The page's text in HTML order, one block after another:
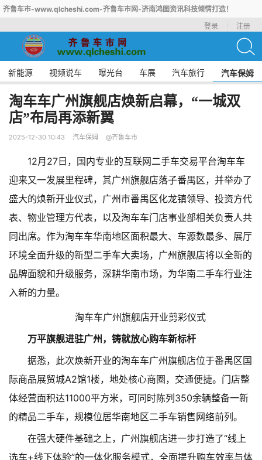
齐鲁车市-www.qlcheshi.com-齐鲁车市网-济南鸿图资讯科技倾情打造！
登录
注册
新能源 视频说车 曝光台 车展 汽车旅行 汽车保姆
淘车车广州旗舰店焕新启幕，“一城双
店”布局再添新翼
2025-12-30 10:43 汽车保姆 @齐鲁车市
12月27日，国内专业的互联网二手车交易平台淘车车
迎来又一发展里程碑，其广州旗舰店落子番禺区，并举办了
盛大的焕新开业仪式，广州市番禺区化龙镇领导、投资方代
表、物业管理方代表，以及淘车车门店事业部相关负责人共
同出席。作为淘车车华南地区面积最大、车源数最多、展厅
环境全面升级的新型二手车大卖场，广州旗舰店将以全新的
品牌面貌和升级服务，深耕华南市场，为华南二手车行业注
入新的力量。
淘车车广州旗舰店开业剪彩仪式
万平旗舰进驻广州，铸就放心购车新标杆
据悉，此次焕新开业的淘车车广州旗舰店位于番禺区国
际商品展贸城A2馆1楼，地处核心商圈，交通便捷。门店整
体经营面积达11000平方米，可同时陈列350余辆整备一新
的精品二手车，规模位居华南地区二手车销售网络前列。
在强大硬件基础之上，广州旗舰店进一步打造了“线上
选车+线下体验”的一体化服务模式，全面提升购车效率与体